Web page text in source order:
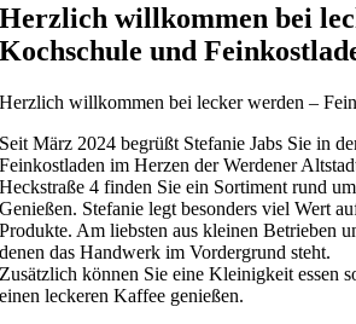
Herzlich willkommen bei
Kochschule und
Herzlich willkommen bei lecker werden –
Seit März 2024 begrüßt Stefanie Jabs Sie in
Feinkostladen im Herzen der Werdener
Heckstraße 4 finden Sie ein Sortiment rund
Genießen. Stefanie legt besonders viel Wert
Produkte. Am liebsten aus kleinen Betrieben
denen das Handwerk im Vordergrund steht.
Zusätzlich können Sie eine Kleinigkeit essen
einen leckeren Kaffee genießen.